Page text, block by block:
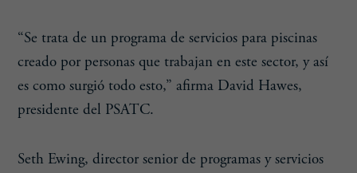
“Se trata de un programa de servicios para piscinas
creado por personas que trabajan en este sector, y así
es como surgió todo esto,” afirma David Hawes,
presidente del PSATC.
Seth Ewing, director senior de programas y servicios